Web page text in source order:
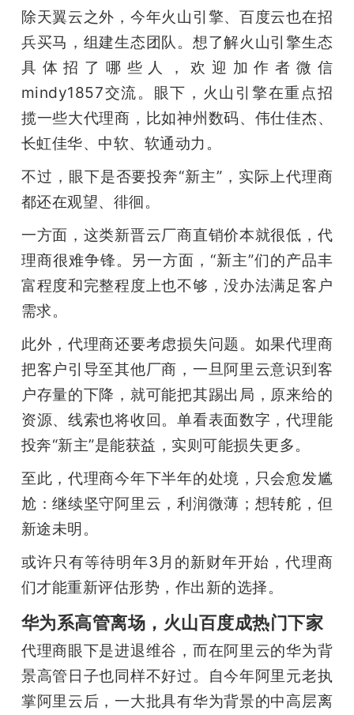
除天翼云之外，今年火山引擎、百度云也在招
兵买马，组建生态团队。想了解火山引擎生态
具体招了哪些人，欢迎加作者微信
mindy1857交流。眼下，火山引擎在重点招
揽一些大代理商，比如神州数码、伟仕佳杰、
长虹佳华、中软、软通动力。
不过，眼下是否要投奔“新主”，实际上代理商
都还在观望、徘徊。
一方面，这类新晋云厂商直销价本就很低，代
理商很难争锋。另一方面，“新主”们的产品丰
富程度和完整程度上也不够，没办法满足客户
需求。
此外，代理商还要考虑损失问题。如果代理商
把客户引导至其他厂商，一旦阿里云意识到客
户存量的下降，就可能把其踢出局，原来给的
资源、线索也将收回。单看表面数字，代理能
投奔“新主”是能获益，实则可能损失更多。
至此，代理商今年下半年的处境，只会愈发尴
尬：继续坚守阿里云，利润微薄；想转舵，但
新途未明。
或许只有等待明年3月的新财年开始，代理商
们才能重新评估形势，作出新的选择。
华为系高管离场，火山百度成热门下家
代理商眼下是进退维谷，而在阿里云的华为背
景高管日子也同样不好过。自今年阿里元老执
掌阿里云后，一大批具有华为背景的中高层离